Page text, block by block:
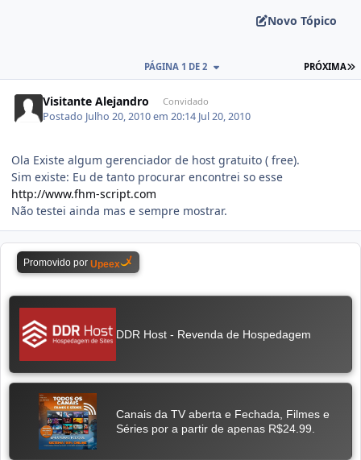
Novo Tópico
PRÓXIMA
PÁGINA 1 DE 2
Visitante Alejandro Convidado
Postado Julho 20, 2010 em 20:14 Jul 20, 2010
Ola Existe algum gerenciador de host gratuito ( free).
Sim existe: Eu de tanto procurar encontrei so esse
http://www.fhm-script.com
Não testei ainda mas e sempre mostrar.